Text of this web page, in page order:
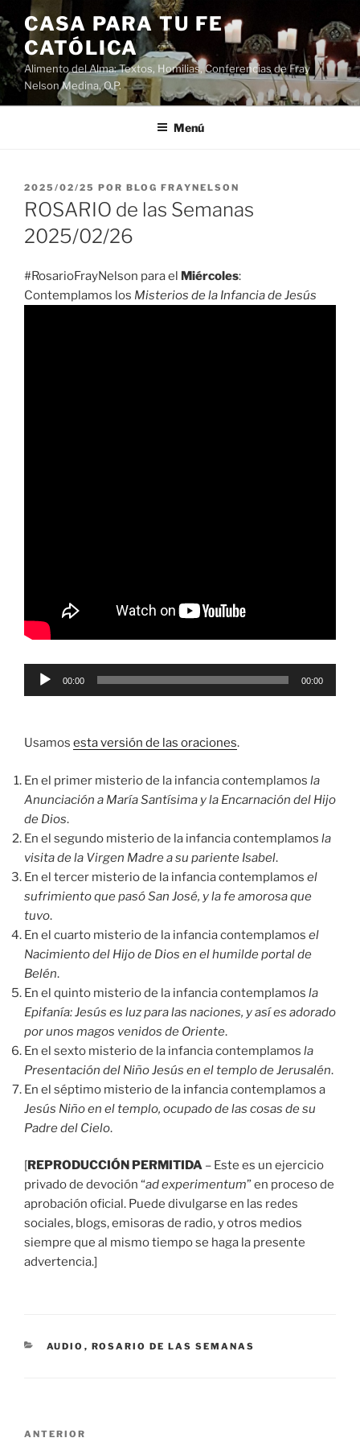
Saltar
al
contenido
CASA PARA TU FE
CATÓLICA
Alimento del Alma: Textos, Homilias, Conferencias de Fray
Nelson Medina, O.P.
Menú
PUBLICADO
EL
2025/02/25 POR BLOG FRAYNELSON
ROSARIO de las Semanas
2025/02/26
#RosarioFrayNelson para el Miércoles:
Contemplamos los Misterios de la Infancia de Jesús
Reproductor
00:00 00:00
Usamos esta versión de las oraciones.
En el primer misterio de la infancia contemplamos la
Anunciación a María Santísima y la Encarnación del Hijo
de Dios.
En el segundo misterio de la infancia contemplamos la
visita de la Virgen Madre a su pariente Isabel.
En el tercer misterio de la infancia contemplamos el
sufrimiento que pasó San José, y la fe amorosa que
tuvo.
En el cuarto misterio de la infancia contemplamos el
Nacimiento del Hijo de Dios en el humilde portal de
Belén.
En el quinto misterio de la infancia contemplamos la
Epifanía: Jesús es luz para las naciones, y así es adorado
por unos magos venidos de Oriente.
En el sexto misterio de la infancia contemplamos la
Presentación del Niño Jesús en el templo de Jerusalén.
En el séptimo misterio de la infancia contemplamos a
Jesús Niño en el templo, ocupado de las cosas de su
Padre del Cielo.
[REPRODUCCIÓN PERMITIDA – Este es un ejercicio
privado de devoción “ad experimentum” en proceso de
aprobación oficial. Puede divulgarse en las redes
sociales, blogs, emisoras de radio, y otros medios
siempre que al mismo tiempo se haga la presente
advertencia.]
CATEGORÍAS
AUDIO , ROSARIO DE LAS SEMANAS
Entrada
ANTERIOR